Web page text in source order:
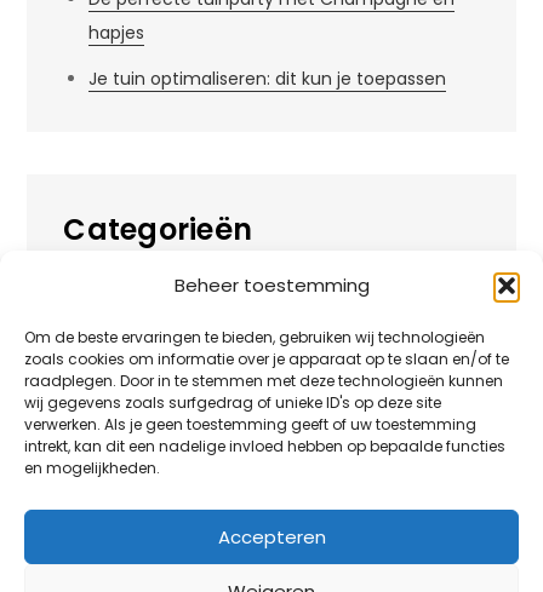
Beheer toestemming
Om de beste ervaringen te bieden, gebruiken wij technologieën
zoals cookies om informatie over je apparaat op te slaan en/of te
raadplegen. Door in te stemmen met deze technologieën kunnen
wij gegevens zoals surfgedrag of unieke ID's op deze site
verwerken. Als je geen toestemming geeft of uw toestemming
intrekt, kan dit een nadelige invloed hebben op bepaalde functies
en mogelijkheden.
Accepteren
hapjes
Je tuin optimaliseren: dit kun je toepassen
Categorieën
Huis
Overig
Tuin
Vrije tijd